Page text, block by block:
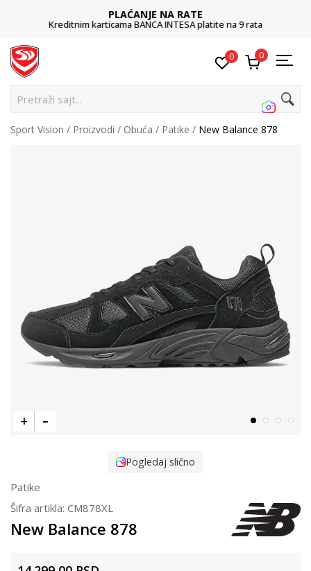
PLAĆANJE NA RATE
Kreditnim karticama BANCA INTESA platite na 9 rata
0 0
Pretraži sajt...
Sport Vision Proizvodi Obuća Patike New Balance 878
Pogledaj slično
Patike
Šifra artikla: CM878XL
New Balance 878